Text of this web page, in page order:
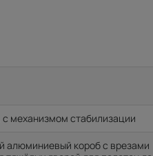
механизмом стабилизации
алюминиевый короб с врезами